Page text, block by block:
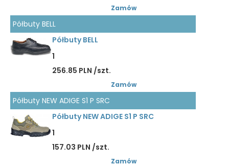
Zamów
Półbuty BELL
Półbuty BELL
1
256.85 PLN /szt.
Zamów
Półbuty NEW ADIGE S1 P SRC
Półbuty NEW ADIGE S1 P SRC
1
157.03 PLN /szt.
Zamów